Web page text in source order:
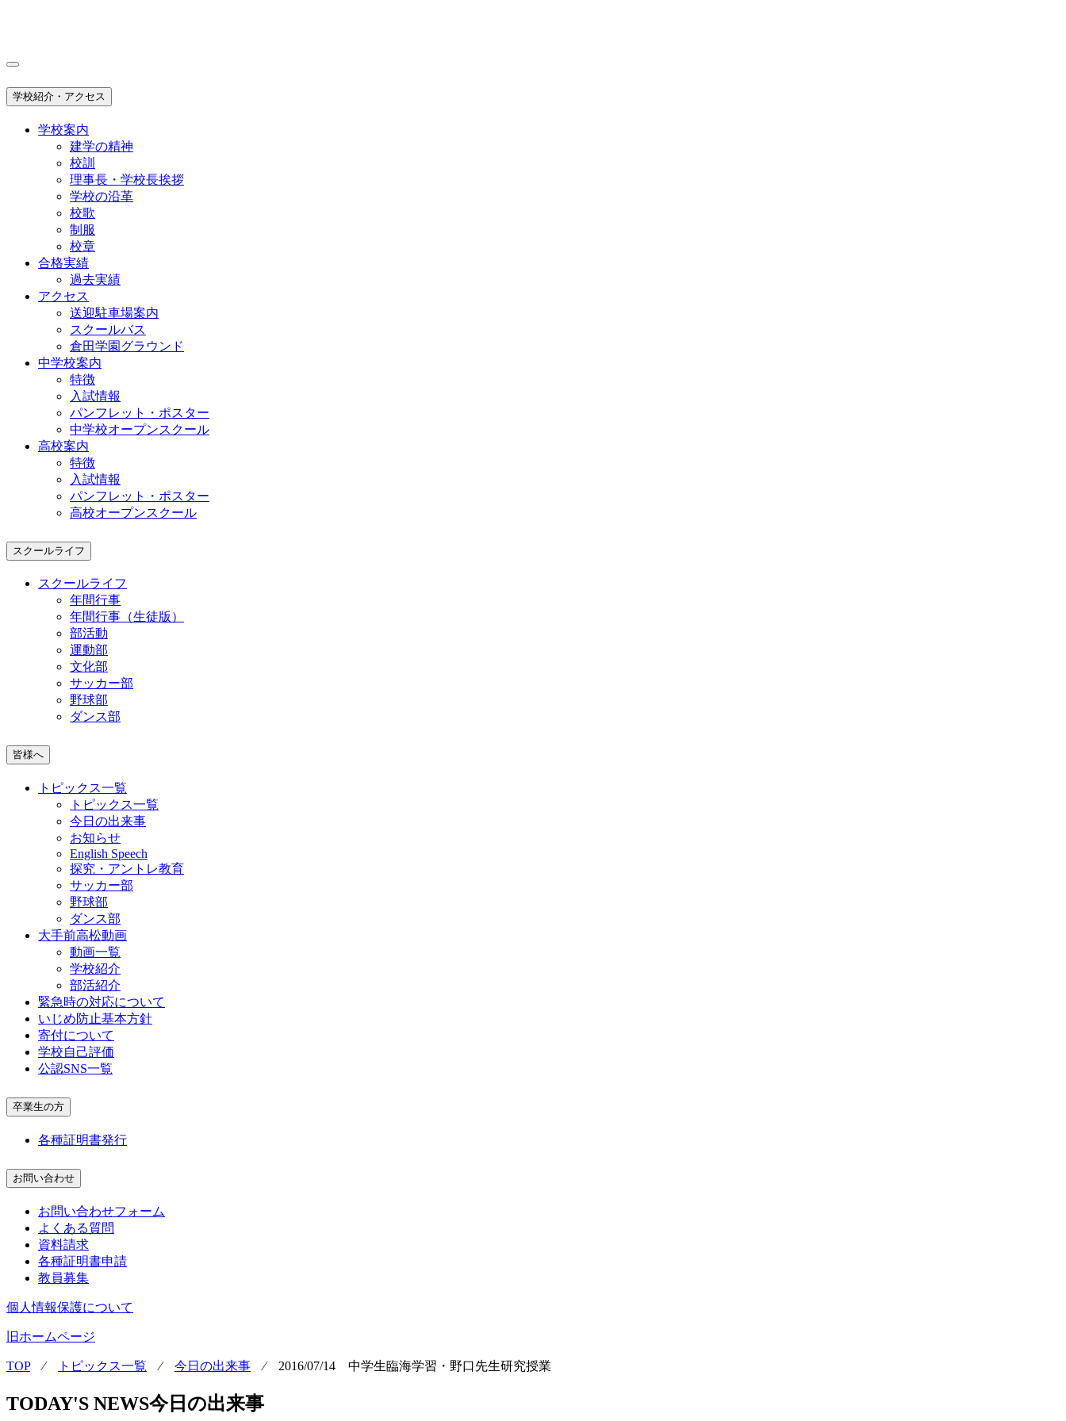
学校紹介・アクセス
学校案内
建学の精神
校訓
理事長・学校長挨拶
学校の沿革
校歌
制服
校章
合格実績
過去実績
アクセス
送迎駐車場案内
スクールバス
倉田学園グラウンド
中学校案内
特徴
入試情報
パンフレット・ポスター
中学校オープンスクール
高校案内
特徴
入試情報
パンフレット・ポスター
高校オープンスクール
スクールライフ
スクールライフ
年間行事
年間行事（生徒版）
部活動
運動部
文化部
サッカー部
野球部
ダンス部
皆様へ
トピックス一覧
トピックス一覧
今日の出来事
お知らせ
English Speech
探究・アントレ教育
サッカー部
野球部
ダンス部
大手前高松動画
動画一覧
学校紹介
部活紹介
緊急時の対応について
いじめ防止基本方針
寄付について
学校自己評価
公認SNS一覧
卒業生の方
各種証明書発行
お問い合わせ
お問い合わせフォーム
よくある質問
資料請求
各種証明書申請
教員募集
個人情報保護について
旧ホームページ
TOP⁄ トピックス一覧 ⁄ 今日の出来事 ⁄ 2016/07/14 中学生臨海学習・野口先生研究授業
TODAY'S NEWS今日の出来事